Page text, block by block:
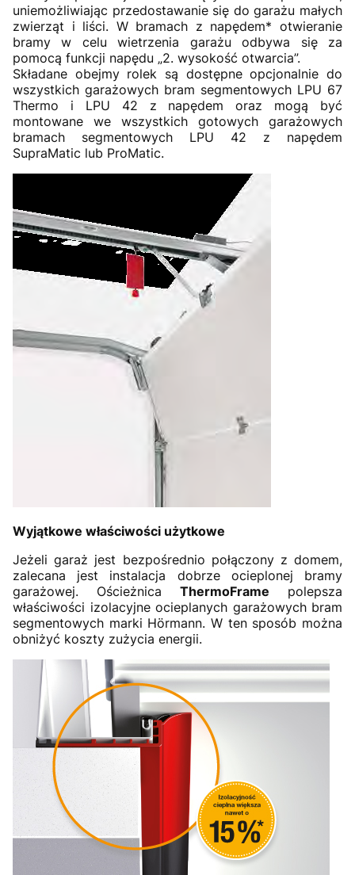
uniemożliwiając przedostawanie się do garażu małych
zwierząt i liści. W bramach z napędem* otwieranie
bramy w celu wietrzenia garażu odbywa się za
pomocą funkcji napędu „2. wysokość otwarcia”.
Składane obejmy rolek są dostępne opcjonalnie do
wszystkich garażowych bram segmentowych LPU 67
Thermo i LPU 42 z napędem oraz mogą być
montowane we wszystkich gotowych garażowych
bramach segmentowych LPU 42 z napędem
SupraMatic lub ProMatic.
Wyjątkowe właściwości użytkowe
Jeżeli garaż jest bezpośrednio połączony z domem,
zalecana jest instalacja dobrze ocieplonej bramy
garażowej. Ościeżnica ThermoFrame polepsza
właściwości izolacyjne ocieplanych garażowych bram
segmentowych marki Hörmann. W ten sposób można
obniżyć koszty zużycia energii.